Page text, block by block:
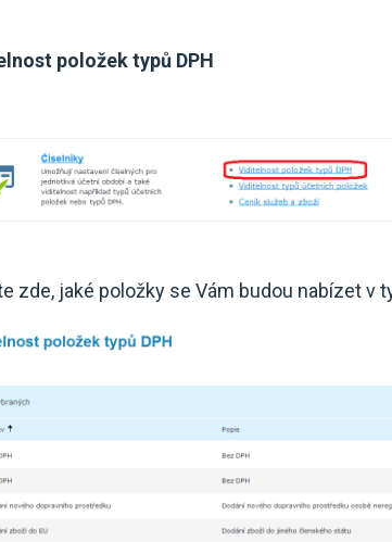
položek typů DPH
zde, jaké položky se Vám budou nabízet v